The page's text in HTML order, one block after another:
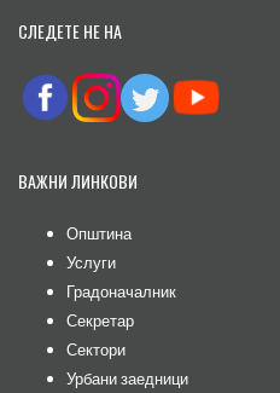
СЛЕДЕТЕ НЕ НА
ВАЖНИ ЛИНКОВИ
Општина
Услуги
Градоначалник
Секретар
Сектори
Урбани заедници